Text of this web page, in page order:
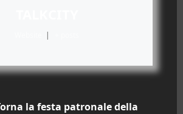
|
la festa patronale della